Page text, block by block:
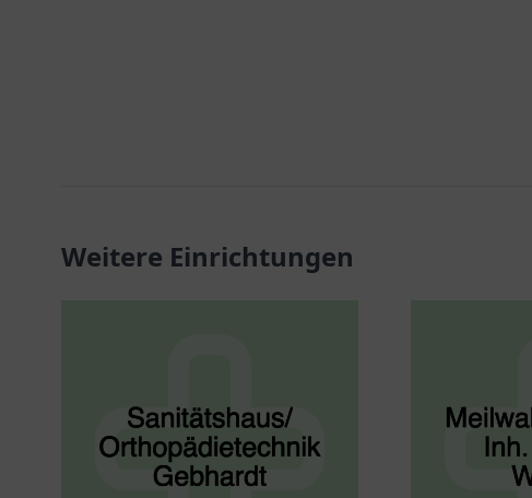
Weitere Einrichtungen